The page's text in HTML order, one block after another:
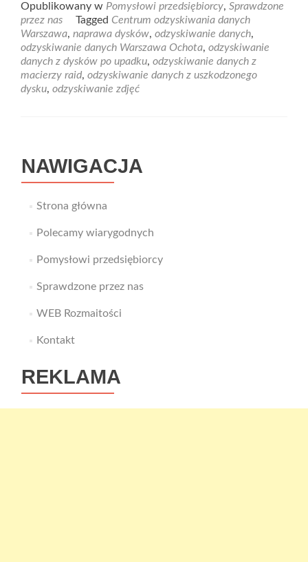
about
Profesjonalne
laboratorium
odzyskiwania
danych
Opublikowany w Pomysłowi przedsiębiorcy, Sprawdzone
przez nas
Tagged Centrum odzyskiwania danych
Warszawa, naprawa dysków, odzyskiwanie danych,
odzyskiwanie danych Warszawa Ochota, odzyskiwanie
danych z dysków po upadku, odzyskiwanie danych z
macierzy raid, odzyskiwanie danych z uszkodzonego
dysku, odzyskiwanie zdjęć
NAWIGACJA
Strona główna
Polecamy wiarygodnych
Pomysłowi przedsiębiorcy
Sprawdzone przez nas
WEB Rozmaitości
Kontakt
REKLAMA